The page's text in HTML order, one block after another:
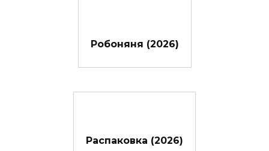
Робоняня (2026)
Распаковка (2026)